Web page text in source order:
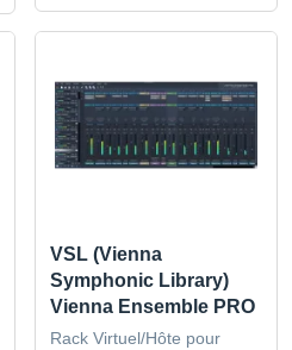
VSL (Vienna
Symphonic Library)
Vienna Ensemble PRO
Rack Virtuel/Hôte pour